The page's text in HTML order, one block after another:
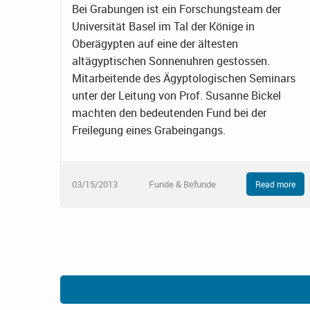
Bei Grabungen ist ein Forschungsteam der
Universität Basel im Tal der Könige in
Oberägypten auf eine der ältesten
altägyptischen Sonnenuhren gestossen.
Mitarbeitende des Ägyptologischen Seminars
unter der Leitung von Prof. Susanne Bickel
machten den bedeutenden Fund bei der
Freilegung eines Grabeingangs.
03/15/2013 Funde & Befunde Read more